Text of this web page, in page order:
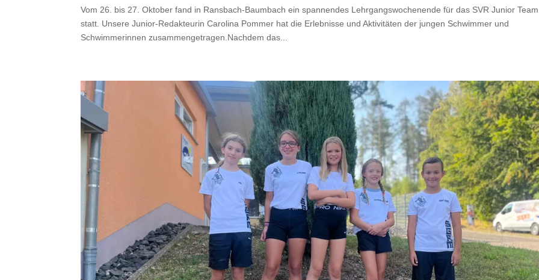
Vom 26. bis 27. Oktober fand in Ransbach-Baumbach ein spannendes Lehrgangswochenende für das SVR Junior Team
statt. Unsere Junior-Redakteurin Carolina Pommer hat die Erlebnisse und Aktivitäten der jungen Schwimmer und
Schwimmerinnen zusammengetragen.Nachdem das...